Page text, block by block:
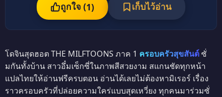
ถูกใจ (1) เก็บไว้อ่าน
โดจินสุดฮอต THE MILFTOONS ภาค 1 ครอบครัวสุขสันต์ซั่
มกันทั้งบ้าน สาวอึ๋มเซ็กซี่ในภาพสีสวยงาม สแกนชัดทุกหน้า
แปลไทยให้อ่านฟรีครบตอน อ่านได้เลยไม่ต้องหามิเรอร์ เรื่อง
ราวครอบครัวที่ปล่อยความใคร่แบบสุดเหวี่ยง ทุกคนมาร่วมซั่